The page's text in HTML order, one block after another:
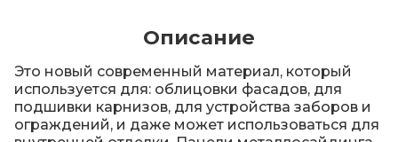
Описание
Это новый современный материал, который
используется для: облицовки фасадов, для
подшивки карнизов, для устройства заборов и
ограждений, и даже может использоваться для